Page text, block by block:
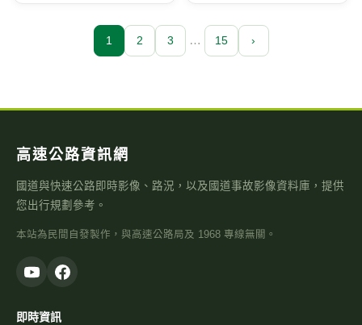
1 2 3 … 15 ›
高速公路資訊網
國道與快速公路即時影像、路況，以及國道事故影像資料庫，提供
您出行規劃參考。
本站為民間自發製作，與高速公路局及 1968 專線無關。
即時資訊